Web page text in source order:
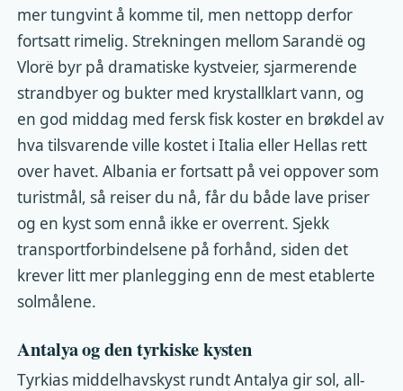
mer tungvint å komme til, men nettopp derfor
fortsatt rimelig. Strekningen mellom Sarandë og
Vlorë byr på dramatiske kystveier, sjarmerende
strandbyer og bukter med krystallklart vann, og
en god middag med fersk fisk koster en brøkdel av
hva tilsvarende ville kostet i Italia eller Hellas rett
over havet. Albania er fortsatt på vei oppover som
turistmål, så reiser du nå, får du både lave priser
og en kyst som ennå ikke er overrent. Sjekk
transportforbindelsene på forhånd, siden det
krever litt mer planlegging enn de mest etablerte
solmålene.
Antalya og den tyrkiske kysten
Tyrkias middelhavskyst rundt Antalya gir sol, all-